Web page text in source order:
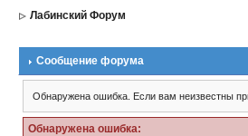
Лабинский Форум
Сообщение форума
Обнаружена ошибка. Если вам неизвестны
Обнаружена ошибка: